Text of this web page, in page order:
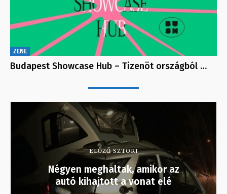
ZENE
Budapest Showcase Hub – Tizenöt országból …
ELŐZŐ SZTORI
Négyen meghaltak, amikor az
autó kihajtott a vonat elé